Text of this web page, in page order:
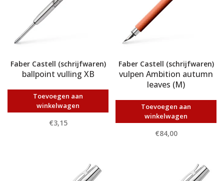
Faber Castell (schrijfwaren)
ballpoint vulling XB
Toevoegen aan
winkelwagen
€3,15
Faber Castell (schrijfwaren)
vulpen Ambition autumn
leaves (M)
Toevoegen aan
winkelwagen
€84,00